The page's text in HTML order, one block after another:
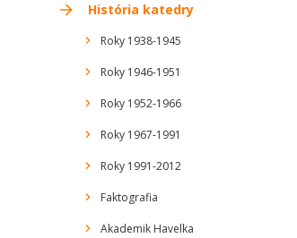
História katedry
Roky 1938-1945
Roky 1946-1951
Roky 1952-1966
Roky 1967-1991
Roky 1991-2012
Faktografia
Akademik Havelka